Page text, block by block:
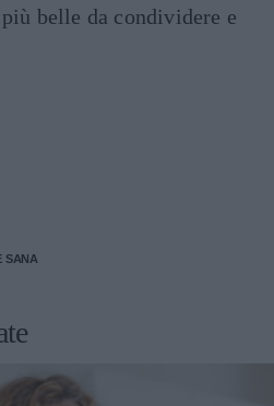
belle da condividere e
SANA